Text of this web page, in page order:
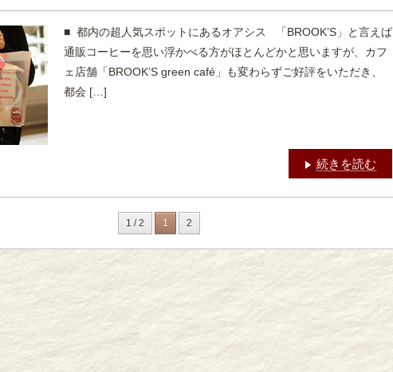
■ 都内の超人気スポットにあるオアシス 「BROOK’S」と言えば
通販コーヒーを思い浮かべる方がほとんどかと思いますが、カフ
ェ店舗「BROOK’S green café」も変わらずご好評をいただき、
都会 […]
続きを読む
1 / 2 1 2